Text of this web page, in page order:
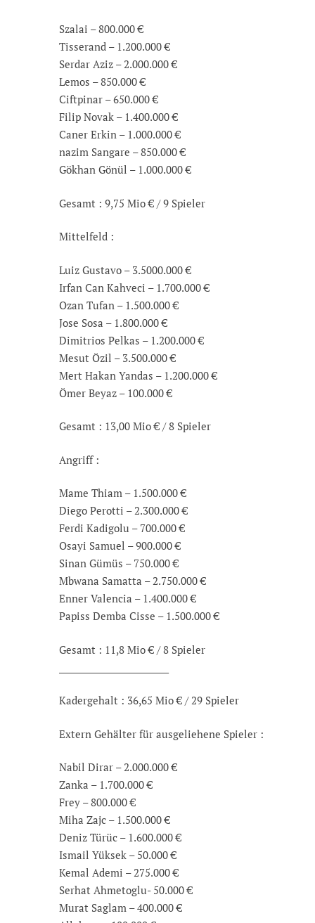
Szalai – 800.000 €
Tisserand – 1.200.000 €
Serdar Aziz – 2.000.000 €
Lemos – 850.000 €
Ciftpinar – 650.000 €
Filip Novak – 1.400.000 €
Caner Erkin – 1.000.000 €
nazim Sangare – 850.000 €
Gökhan Gönül – 1.000.000 €
Gesamt : 9,75 Mio € / 9 Spieler
Mittelfeld :
Luiz Gustavo – 3.5000.000 €
Irfan Can Kahveci – 1.700.000 €
Ozan Tufan – 1.500.000 €
Jose Sosa – 1.800.000 €
Dimitrios Pelkas – 1.200.000 €
Mesut Özil – 3.500.000 €
Mert Hakan Yandas – 1.200.000 €
Ömer Beyaz – 100.000 €
Gesamt : 13,00 Mio € / 8 Spieler
Angriff :
Mame Thiam – 1.500.000 €
Diego Perotti – 2.300.000 €
Ferdi Kadigolu – 700.000 €
Osayi Samuel – 900.000 €
Sinan Gümüs – 750.000 €
Mbwana Samatta – 2.750.000 €
Enner Valencia – 1.400.000 €
Papiss Demba Cisse – 1.500.000 €
Gesamt : 11,8 Mio € / 8 Spieler
Kadergehalt : 36,65 Mio € / 29 Spieler
Extern Gehälter für ausgeliehene Spieler :
Nabil Dirar – 2.000.000 €
Zanka – 1.700.000 €
Frey – 800.000 €
Miha Zajc – 1.500.000 €
Deniz Türüc – 1.600.000 €
Ismail Yüksek – 50.000 €
Kemal Ademi – 275.000 €
Serhat Ahmetoglu- 50.000 €
Murat Saglam – 400.000 €